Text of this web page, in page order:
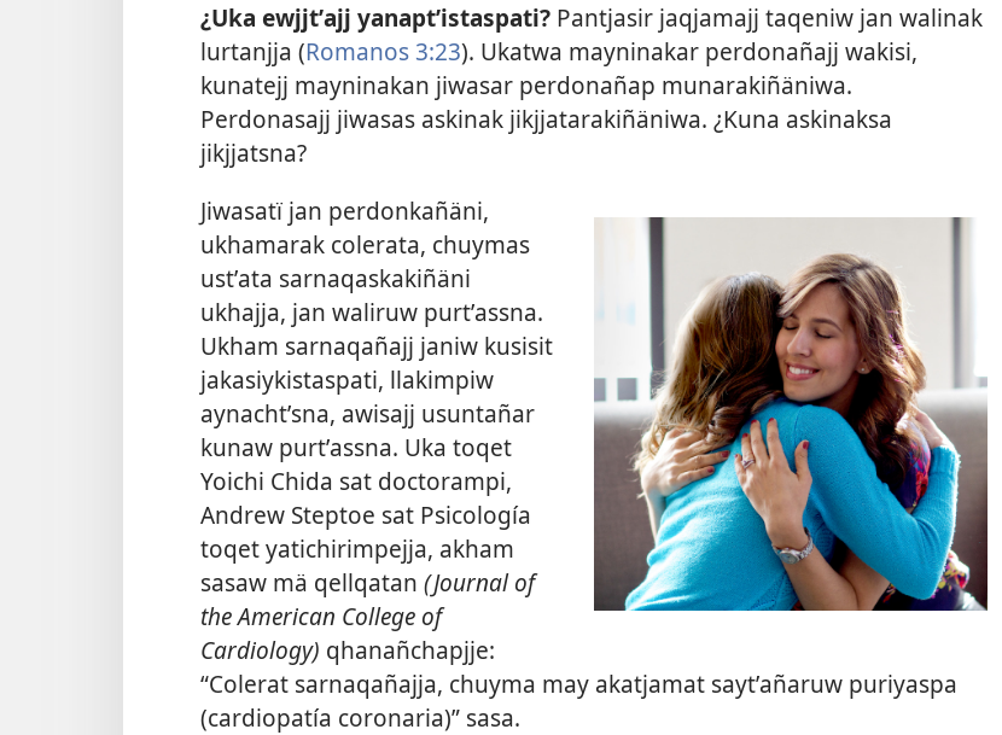
¿Uka ewjjtʼajj yanaptʼistaspati? Pantjasir jaqjamajj taqeniw jan walinak
lurtanjja (Romanos 3:23). Ukatwa mayninakar perdonañajj wakisi,
kunatejj mayninakan jiwasar perdonañap munarakiñäniwa.
Perdonasajj jiwasas askinak jikjjatarakiñäniwa. ¿Kuna askinaksa
jikjjatsna?
Jiwasatï jan perdonkañäni,
ukhamarak colerata, chuymas
ustʼata sarnaqaskakiñäni
ukhajja, jan waliruw purtʼassna.
Ukham sarnaqañajj janiw kusisit
jakasiykistaspati, llakimpiw
aynachtʼsna, awisajj usuntañar
kunaw purtʼassna. Uka toqet
Yoichi Chida sat doctorampi,
Andrew Steptoe sat Psicología
toqet yatichirimpejja, akham
sasaw mä qellqatan (Journal of
the American College of
Cardiology) qhanañchapjje:
“Colerat sarnaqañajja, chuyma may akatjamat saytʼañaruw puriyaspa
(cardiopatía coronaria)” sasa.